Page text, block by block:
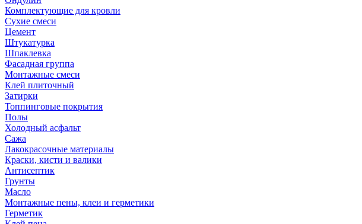
Комплектующие для кровли
Сухие смеси
Цемент
Штукатурка
Шпаклевка
Фасадная группа
Монтажные смеси
Клей плиточный
Затирки
Топпинговые покрытия
Полы
Холодный асфальт
Сажа
Лакокрасочные материалы
Краски, кисти и валики
Антисептик
Грунты
Масло
Монтажные пены, клеи и герметики
Герметик